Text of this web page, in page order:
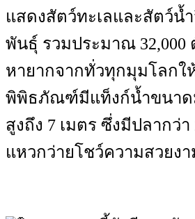
แสดงสัตว์ทะเลและสัตว์น้
พันธุ์ รวมประมาณ 32,000
หายากจากทั่วทุกมุมโลกใ
พิพิธภัณฑ์มีแท็งก์น้ำขนาด
สูงถึง 7 เมตร ซึ่งมีปลากว่า
แหวกว่ายโชว์ความสวยงา